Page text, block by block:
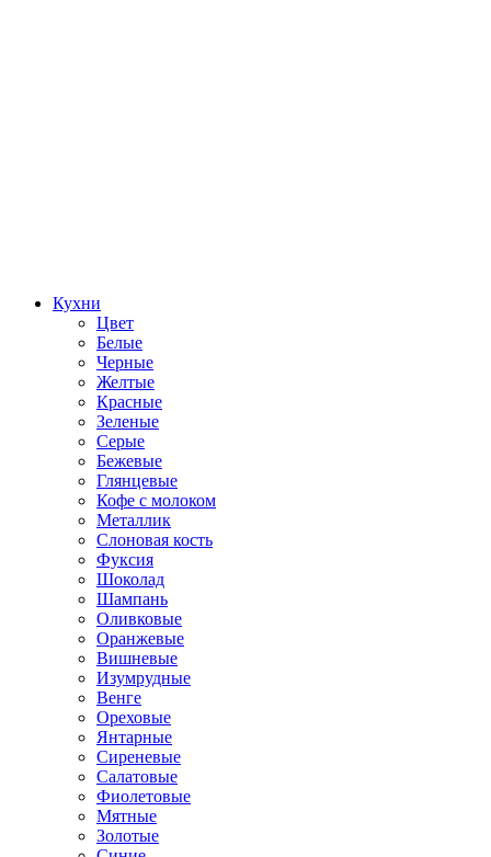
Кухни
Цвет
Белые
Черные
Желтые
Красные
Зеленые
Серые
Бежевые
Глянцевые
Кофе с молоком
Металлик
Слоновая кость
Фуксия
Шоколад
Шампань
Оливковые
Оранжевые
Вишневые
Изумрудные
Венге
Ореховые
Янтарные
Сиреневые
Салатовые
Фиолетовые
Мятные
Золотые